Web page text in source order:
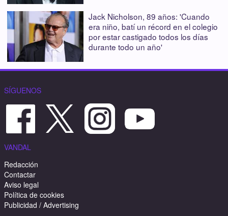
Jack Nicholson, 89 años: 'Cuando
era niño, batí un récord en el colegio
por estar castigado todos los días
durante todo un año'
SÍGUENOS
VANDAL
Redacción
Contactar
Aviso legal
Política de cookies
Publicidad / Advertising